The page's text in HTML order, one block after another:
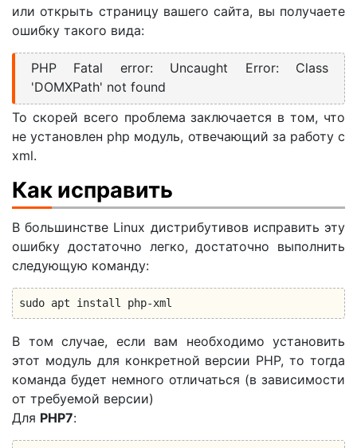
или открыть страницу вашего сайта, вы получаете
ошибку такого вида:
PHP Fatal error: Uncaught Error: Class
'DOMXPath' not found
То скорей всего проблема заключается в том, что
не установлен php модуль, отвечающий за работу с
xml.
Как исправить
В большинстве Linux дистрибутивов исправить эту
ошибку достаточно легко, достаточно выполнить
следующую команду:
sudo apt install php-xml
В том случае, если вам необходимо установить
этот модуль для конкретной версии PHP, то тогда
команда будет немного отличаться (в зависимости
от требуемой версии)
Для PHP7: